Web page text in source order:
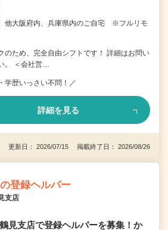
他大阪府内、兵庫県内のご自宅 ※フルリモ
のため、完全自由シフトです！ 詳細はお問い
。 ＜会社営…
学歴いっさい不問！／
詳細を見る
更新日： 2026/07/15 掲載終了日： 2026/08/26
登録ヘルパー
支店
見支店で登録ヘルパーを募集！か